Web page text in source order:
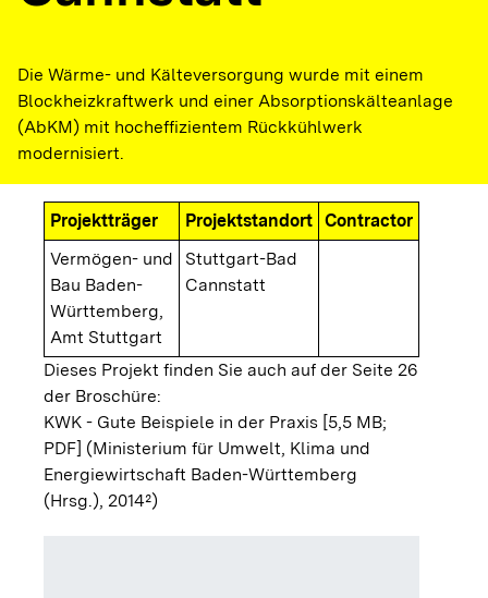
Die Wärme- und Kälteversorgung wurde mit einem
Blockheizkraftwerk und einer Absorptionskälteanlage
(AbKM) mit hocheffizientem Rückkühlwerk
modernisiert.
Projektträger Projektstandort Contractor
Vermögen- und
Bau Baden-
Württemberg,
Amt Stuttgart
Stuttgart-Bad
Cannstatt
Dieses Projekt finden Sie auch auf der Seite 26
der Broschüre:
KWK - Gute Beispiele in der Praxis [5,5 MB;
PDF] (Ministerium für Umwelt, Klima und
Energiewirtschaft Baden-Württemberg
(Hrsg.), 2014²)